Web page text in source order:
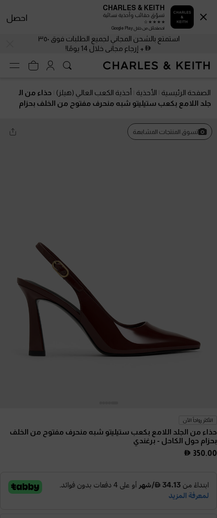
استمتع بالشحن المجاني لجميع الطلبات فوق ٣٥٠
+ إرجاع مجاني خلال 14 يومًا!
الصفحة الرئيسية الأحذية أحذية الكعب العالي (هيلز)
حذاء من ال
جلد اللامع بكعب ستيليتو شبه منحرف مفتوح من الخلف بحزام
تسوق المنتجات المشابهة
الأكثر رواجاً الآن
حذاء من الجلد اللامع بكعب ستيليتو شبه منحرف مفتوح من الخلف
بحزام حول الكاحل - برغندي
350.00
CHARLES & KEITH
تسوّق حقائب وأحذية نسائية
احصلحمّل من خلال Google Play
احصل